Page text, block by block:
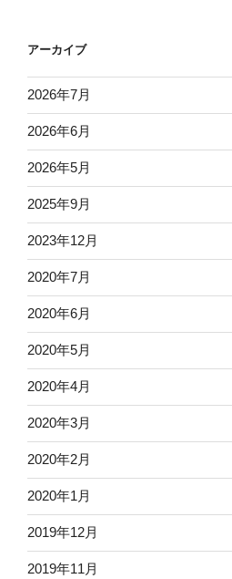
アーカイブ
2026年7月
2026年6月
2026年5月
2025年9月
2023年12月
2020年7月
2020年6月
2020年5月
2020年4月
2020年3月
2020年2月
2020年1月
2019年12月
2019年11月